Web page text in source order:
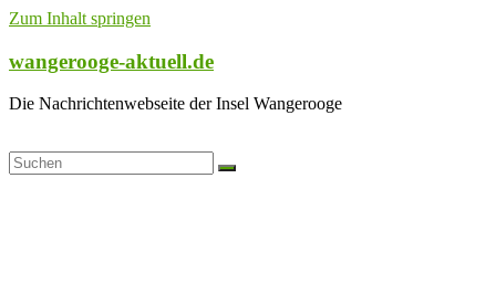
Zum Inhalt springen
wangerooge-aktuell.de
Die Nachrichtenwebseite der Insel Wangerooge